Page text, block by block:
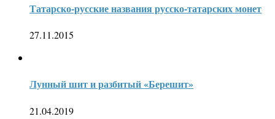
Татарско-русские названия русско-татарских монет
27.11.2015
Лунный шит и разбитый «Берешит»
21.04.2019